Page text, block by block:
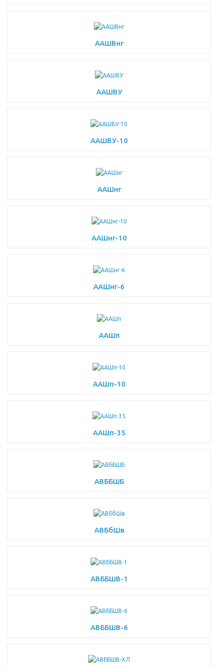
ААШВнг
ААШВУ
ААШВУ-10
ААШнг
ААШнг-10
ААШнг-6
ААШп
ААШп-10
ААШп-35
АВББШБ
АВБбШв
АВББШВ-1
АВББШВ-6